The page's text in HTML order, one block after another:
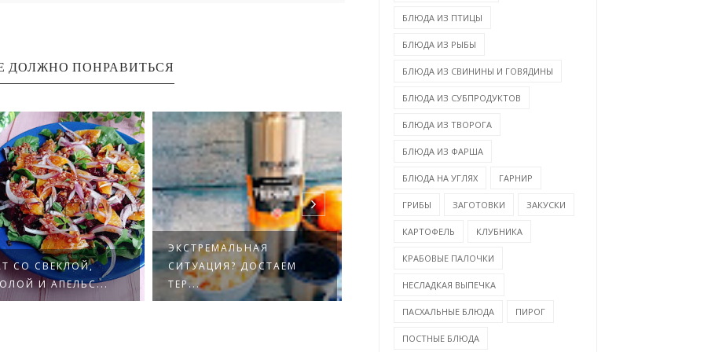
ДОЛЖНО ПОНРАВИТЬСЯ
СО СВЕКЛОЙ,
И АПЕЛЬС...
ЭКСТРЕМАЛЬНАЯ
СИТУАЦИЯ? ДОСТАЕМ
ТЕР...
ЖАРЕНЫЙ РИС С КУРИЦЕЙ
И ОВОЩАМИ ПО-...
БЛЮДА ИЗ ПТИЦЫ
БЛЮДА ИЗ РЫБЫ
БЛЮДА ИЗ СВИНИНЫ И ГОВЯДИНЫ
БЛЮДА ИЗ СУБПРОДУКТОВ
БЛЮДА ИЗ ТВОРОГА
БЛЮДА ИЗ ФАРША
БЛЮДА НА УГЛЯХ ГАРНИР
ГРИБЫ ЗАГОТОВКИ ЗАКУСКИ
КАРТОФЕЛЬ КЛУБНИКА
КРАБОВЫЕ ПАЛОЧКИ
НЕСЛАДКАЯ ВЫПЕЧКА
ПАСХАЛЬНЫЕ БЛЮДА ПИРОГ
ПОСТНЫЕ БЛЮДА